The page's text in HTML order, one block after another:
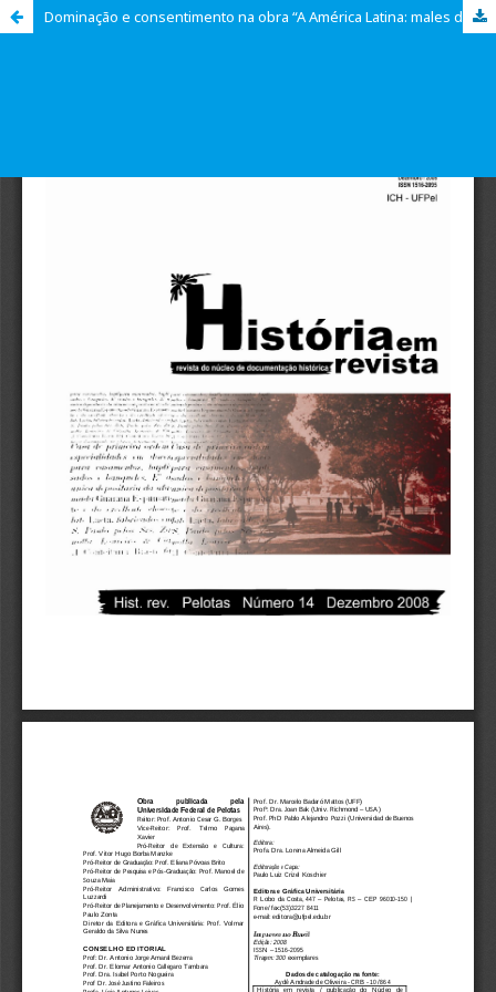
Dominação e consentimento na obra “A América Latina: males de origem” de Manoel Bomfim